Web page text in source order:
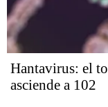
Hantavirus: el
asciende a 102